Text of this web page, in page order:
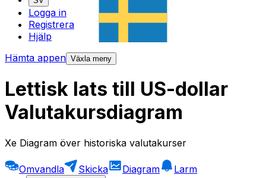
Logga in
Registrera
Hjälp
Hämta appen Växla meny
Lettisk lats till US-dollar
Valutakursdiagram
Xe Diagram över historiska valutakurser
Omvandla Skicka Diagram
Larm